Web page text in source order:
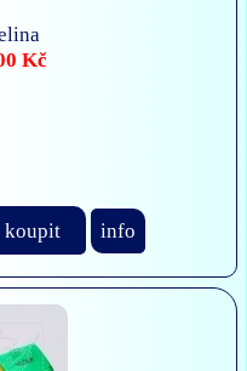
Kč
koupit info